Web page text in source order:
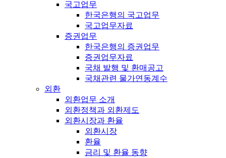
국고업무
한국은행의 국고업무
국고업무자료
증권업무
한국은행의 증권업무
증권업무자료
국채 발행 및 환매공고
국채관련 물가연동계수
외환
외환업무 소개
외환정책과 외환제도
외환시장과 환율
외환시장
환율
금리 및 환율 동향